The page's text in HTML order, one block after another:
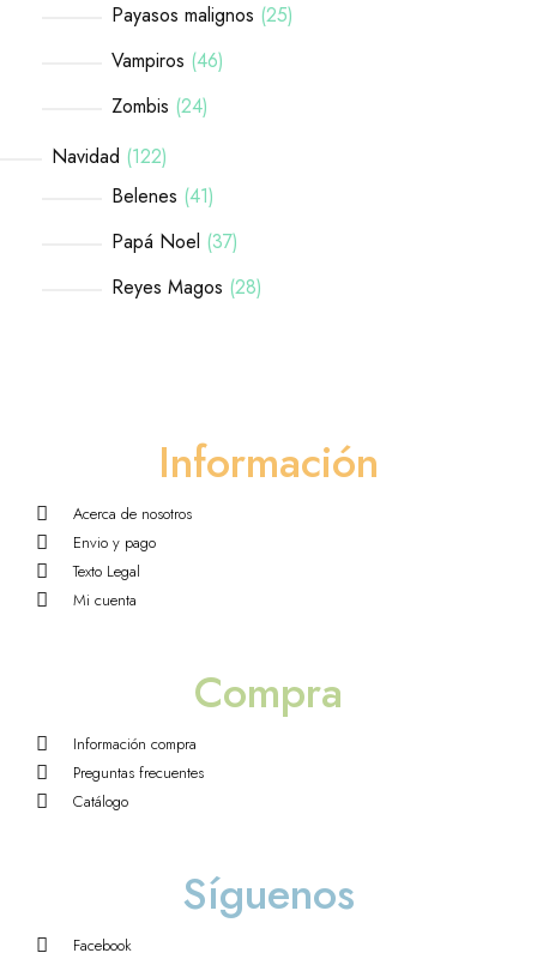
Payasos malignos 25
Vampiros 46
Zombis 24
Navidad 122
Belenes 41
Papá Noel 37
Reyes Magos 28
Información
Acerca de nosotros
Envio y pago
Texto Legal
Mi cuenta
Compra
Información compra
Preguntas frecuentes
Catálogo
Síguenos
Facebook